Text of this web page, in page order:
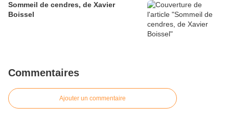
Sommeil de cendres, de Xavier
Boissel
Commentaires
Ajouter un commentaire